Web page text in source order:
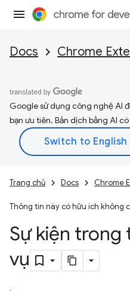
Docs Chrome
Google sử dụng công nghệ AI
bạn ưu tiên. Bản dịch bằng AI
Trang chủ Docs Chrome
Thông tin này có hữu ích không
Sự kiện trong
vụ